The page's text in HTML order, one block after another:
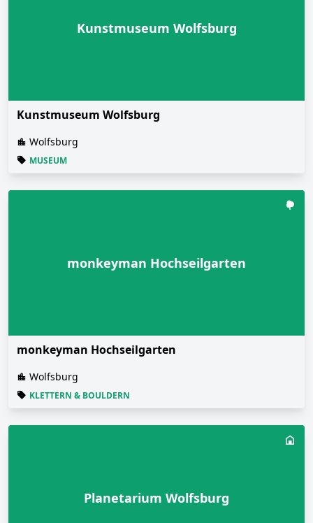
Kunstmuseum Wolfsburg
Kunstmuseum Wolfsburg
Wolfsburg
MUSEUM
monkeyman Hochseilgarten
monkeyman Hochseilgarten
Wolfsburg
KLETTERN & BOULDERN
Planetarium Wolfsburg